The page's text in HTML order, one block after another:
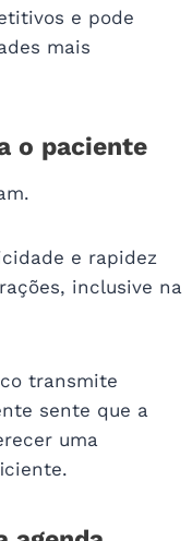
e pode
mais
o paciente
e rapidez
inclusive na
transmite
sente que a
uma